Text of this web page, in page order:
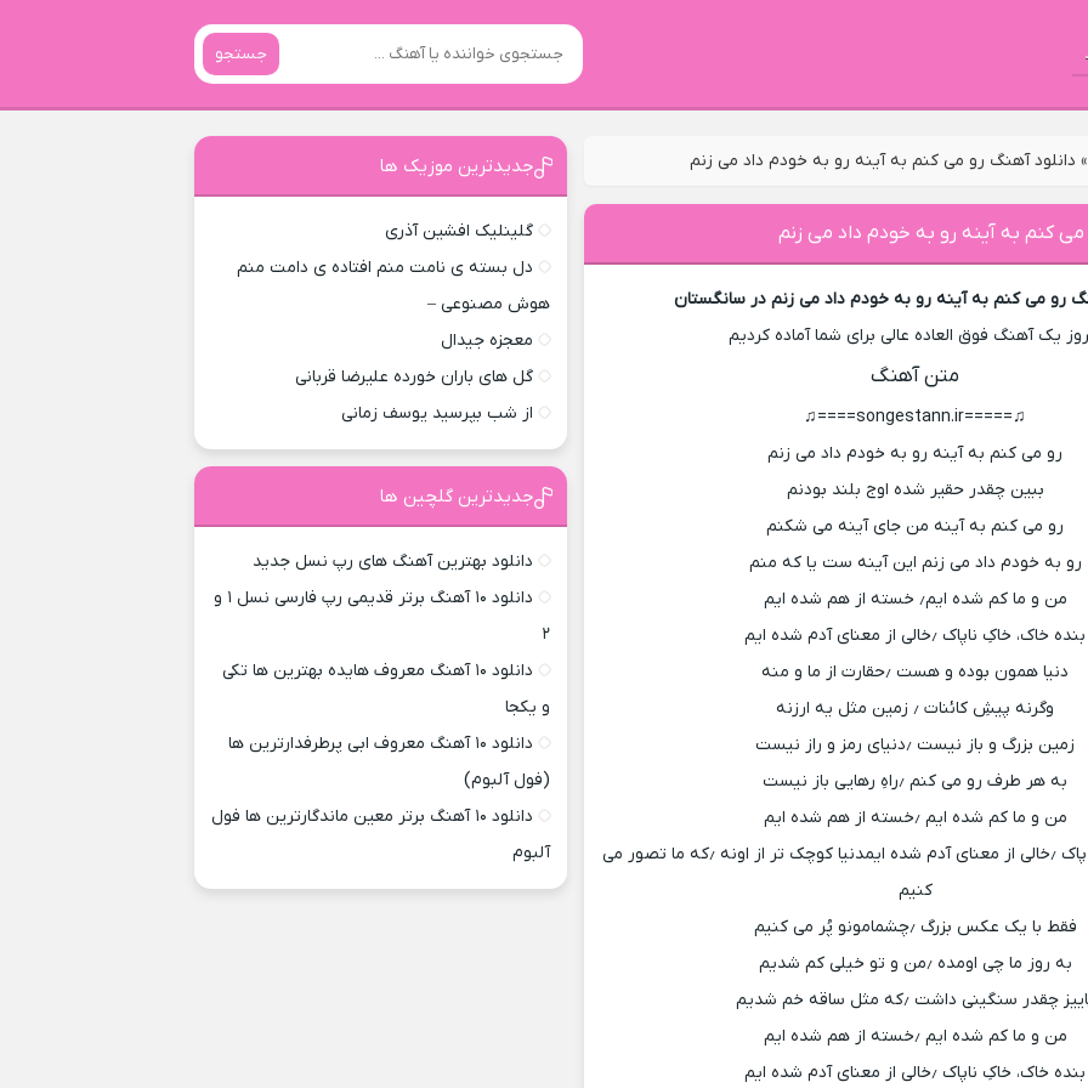
جستجو
دانلود آهنگ رو می کنم به آینه رو به خودم داد می زنم
می کنم به آینه رو به خودم داد می زنم
رو می کنم به آینه رو به خودم داد می زنم در سانگستان
یک آهنگ فوق العاده عالی برای شما آماده کردیم
متن آهنگ
♫=====songestann.ir====♫
رو می کنم به آینه رو به خودم داد می زنم
ببین چقدر حقیر شده اوج بلند بودنم
رو می کنم به آینه من جای آینه می شکنم
رو به خودم داد می زنم این آینه ست یا که منم
من و ما کم شده ایم٫ خسته از هم شده ایم
بنده خاک، خاکِ ناپاک ٫خالی از معنای آدم شده ایم
دنیا همون بوده و هست ٫حقارت از ما و منه
وگرنه پیشِ کائنات ٫ زمین مثل یه ارزنه
زمین بزرگ و باز نیست ٫دنیای رمز و راز نیست
به هر طرف رو می کنم ٫راهِ رهایی باز نیست
من و ما کم شده ایم ٫خسته از هم شده ایم
بنده ی خاک، خاکِ نا پاک ٫خالی از معنای آدم شده ایمدنیا کوچک تر از اونه ٫که ما تصور می
کنیم
فقط با یک عکس بزرگ ٫چشمامونو پُر می کنیم
به روز ما چی اومده ٫من و تو خیلی کم شدیم
چقدر سنگینی داشت ٫که مثل ساقه خم شدیم
من و ما کم شده ایم ٫خسته از هم شده ایم
بنده خاک، خاکِ ناپاک ٫خالی از معنای آدم شده ایم
جدیدترین موزیک ها
گلینلیک افشین آذری
دل بسته ی نامت منم افتاده ی دامت منم
هوش مصنوعی –
معجزه جیدال
گل های باران خورده علیرضا قربانی
از شب بپرسید یوسف زمانی
جدیدترین گلچین ها
دانلود بهترین آهنگ های رپ نسل جدید
دانلود ۱۰ آهنگ برتر قدیمی رپ فارسی نسل ۱ و
۲
دانلود ۱۰ آهنگ معروف هایده بهترین ها تکی
و یکجا
دانلود ۱۰ آهنگ معروف ابی پرطرفدارترین ها
(فول آلبوم)
دانلود ۱۰ آهنگ برتر معین ماندگارترین ها فول
آلبوم